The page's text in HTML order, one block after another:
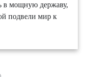
в мощную державу,
подвели мир к